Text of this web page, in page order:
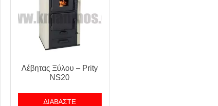
Λέβητας Ξύλου – Prity
NS20
ΔΙΑΒΆΣΤΕ